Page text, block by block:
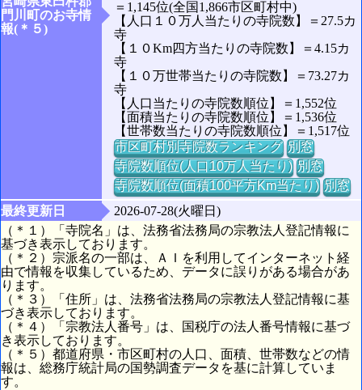
門川町のお寺情
報(＊５)
＝1,145位(全国1,866市区町村中)
【人口１０万人当たりの寺院数】＝27.5カ
寺
【１０Km四方当たりの寺院数】＝4.15カ
寺
【１０万世帯当たりの寺院数】＝73.27カ
寺
【人口当たりの寺院数順位】＝1,552位
【面積当たりの寺院数順位】＝1,536位
【世帯数当たりの寺院数順位】＝1,517位
市区町村別寺院数ランキング 別窓
寺院数順位(人口10万人当たり) 別窓
寺院数順位(面積100平方Km当たり) 別窓
最終更新日
2026-07-28(火曜日)
（＊１）「寺院名」は、法務省法務局の宗教法人登記情報に
基づき表示しております。
（＊２）宗派名の一部は、ＡＩを利用してインターネット経
由で情報を収集しているため、データに誤りがある場合があ
ります。
（＊３）「住所」は、法務省法務局の宗教法人登記情報に基
づき表示しております。
（＊４）「宗教法人番号」は、国税庁の法人番号情報に基づ
き表示しております。
（＊５）都道府県・市区町村の人口、面積、世帯数などの情
報は、総務庁統計局の国勢調査データを基に計算していま
す。